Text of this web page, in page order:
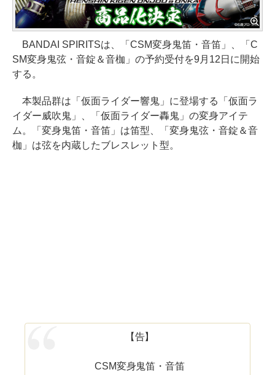
BANDAI SPIRITSは、「CSM変身鬼笛・音笛」、「C
SM変身鬼弦・音錠＆音枷」の予約受付を9月12日に開始
する。
本製品群は「仮面ライダー響鬼」に登場する「仮面ラ
イダー威吹鬼」、「仮面ライダー轟鬼」の変身アイテ
ム。「変身鬼笛・音笛」は笛型、「変身鬼弦・音錠＆音
枷」は弦を内蔵したブレスレット型。
【告】
CSM変身鬼笛・音笛